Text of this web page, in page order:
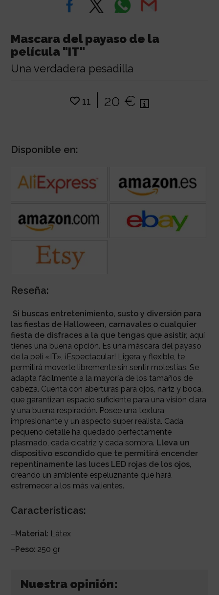
Mascara del payaso de la
película "IT"
Una verdadera pesadilla
11 | 20 €
Disponible en:
Reseña:
Si buscas entretenimiento, susto y diversión para
las fiestasde Halloween, carnavales o cualquier
fiesta de disfraces a la que tengas que asistir, aquí
tienes una buena opción. Es una máscara del payaso
de la peli «IT», ¡Espectacular! Ligera y flexible, te
permitirá moverte libremente sin sentir molestias. Se
adapta fácilmente a la mayoría de los tamaños de
cabeza. Cuenta con aberturas para ojos, nariz y boca,
que garantizan espacio suficiente para una visión clara
y una buena respiración. Posee una textura
impresionante y un aspecto super realista. Cada
pequeño detalle ha quedado perfectamente
plasmado, cada cicatriz y cada sombra. Lleva un
dispositivo escondido que te permitirá encender
repentinamente las luces LED rojas de los ojos,
creando un ambiente espeluznante que hará
estremecer a los más valientes.
Características:
– Material: Látex
– Peso: 250 gr
Nuestra opinión: